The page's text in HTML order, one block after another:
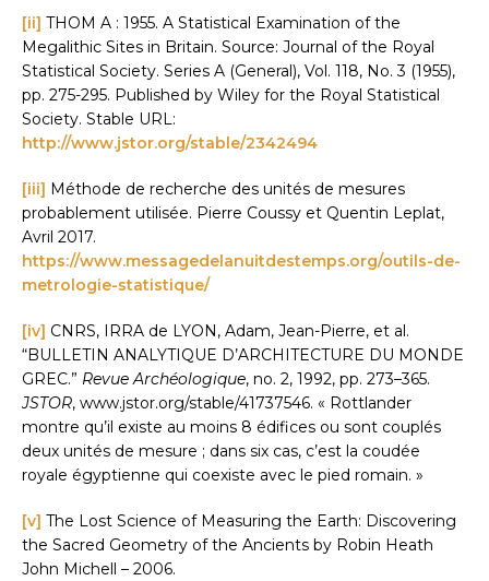
[ii] THOM A : 1955. A Statistical Examination of the
Megalithic Sites in Britain. Source: Journal of the Royal
Statistical Society. Series A (General), Vol. 118, No. 3 (1955),
pp. 275-295. Published by Wiley for the Royal Statistical
Society. Stable URL:
http://www.jstor.org/stable/2342494
[iii] Méthode de recherche des unités de mesures
probablement utilisée. Pierre Coussy et Quentin Leplat,
Avril 2017.
https://www.messagedelanuitdestemps.org/outils-de-
metrologie-statistique/
[iv] CNRS, IRRA de LYON, Adam, Jean-Pierre, et al.
“BULLETIN ANALYTIQUE D’ARCHITECTURE DU MONDE
GREC.” Revue Archéologique, no. 2, 1992, pp. 273–365.
JSTOR, www.jstor.org/stable/41737546. « Rottlander
montre qu’il existe au moins 8 édifices ou sont couplés
deux unités de mesure ; dans six cas, c’est la coudée
royale égyptienne qui coexiste avec le pied romain. »
[v] The Lost Science of Measuring the Earth: Discovering
the Sacred Geometry of the Ancients by Robin Heath
John Michell – 2006.